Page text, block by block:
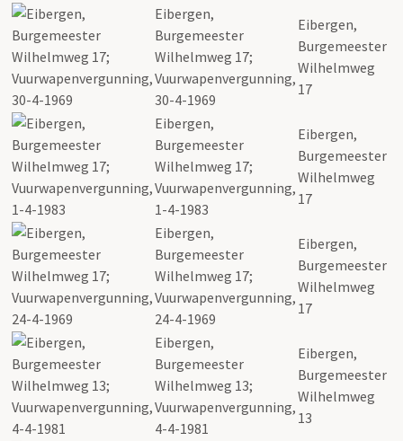
Eibergen,
Burgemeester
Wilhelmweg 17;
Vuurwapenvergunning,
30-4-1969
Eibergen,
Burgemeester
Wilhelmweg
17
Eibergen,
Burgemeester
Wilhelmweg 17;
Vuurwapenvergunning,
1-4-1983
Eibergen,
Burgemeester
Wilhelmweg
17
Eibergen,
Burgemeester
Wilhelmweg 17;
Vuurwapenvergunning,
24-4-1969
Eibergen,
Burgemeester
Wilhelmweg
17
Eibergen,
Burgemeester
Wilhelmweg 13;
Vuurwapenvergunning,
4-4-1981
Eibergen,
Burgemeester
Wilhelmweg
13